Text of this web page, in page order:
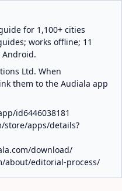
for 1,100+ cities
works offline; 11
Android.
Ltd. When
them to the Audiala app
id6446038181
store/apps/details?
download/
about/editorial-process/